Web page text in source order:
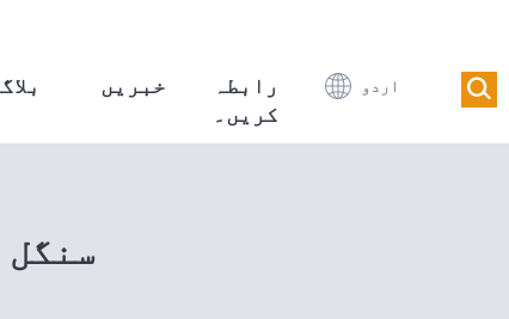
خبریں
رابطہ
کریں۔
اردو
سنگل